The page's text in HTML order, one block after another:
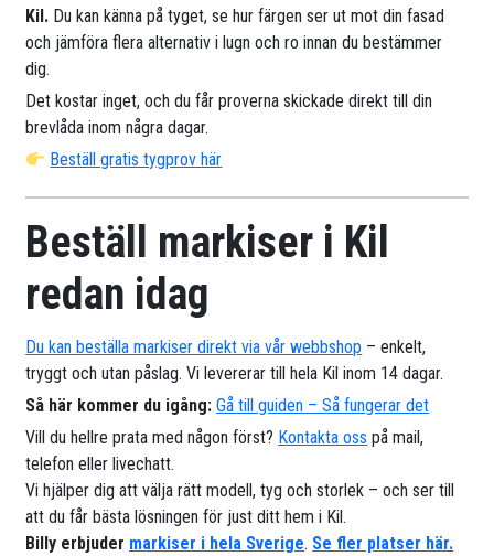
Kil. Du kan känna på tyget, se hur färgen ser ut mot din fasad
och jämföra flera alternativ i lugn och ro innan du bestämmer
dig.
Det kostar inget, och du får proverna skickade direkt till din
brevlåda inom några dagar.
Beställ gratis tygprov här
Beställ markiser i Kil
redan idag
Du kan beställa markiser direkt via vår webbshop – enkelt,
tryggt och utan påslag. Vi levererar till hela Kil inom 14 dagar.
Så här kommer du igång: Gå till guiden – Så fungerar det
Vill du hellre prata med någon först? Kontakta oss på mail,
telefon eller livechatt.
Vi hjälper dig att välja rätt modell, tyg och storlek – och ser till
att du får bästa lösningen för just ditt hem i Kil.
Billy erbjuder markiser i hela Sverige. Se fler platser här.